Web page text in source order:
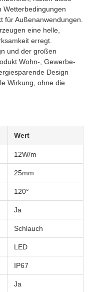
Wetterbedingungen
für Außenanwendungen.
eine helle,
erregt.
und der großen
Wohn-, Gewerbe-
Design
Wirkung, ohne die
Wert
12W/m
25mm
120°
Ja
Schlauch
LED
IP67
Ja